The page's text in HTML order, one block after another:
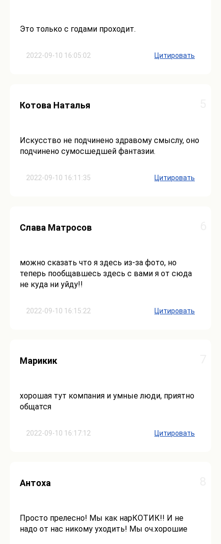
2022-09-10 16:05:02
Это только с годами проходит.
Цитировать
2022-09-10 16:11:35
Котова Наталья
Искусство не подчинено здравому смыслу, оно
подчинено сумосшедшей фантазии.
Цитировать
2022-09-10 16:15:22
Слава Матросов
можно сказать что я здесь из-за фото, но
теперь пообщавшесь здесь с вами я от сюда
не куда ни уйду!!
Цитировать
2022-09-10 16:17:12
Марикик
хорошая тут компания и умные люди, приятно
общатся
Цитировать
Антоха
Просто прелесно! Мы как нарКОТИК!! И не
надо от нас никому уходить! Мы оч.хорошие